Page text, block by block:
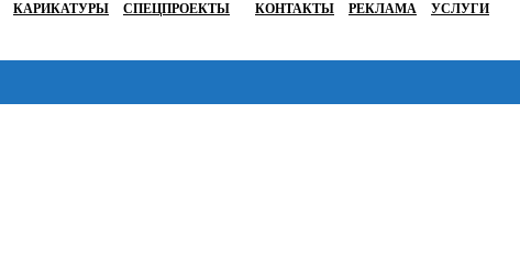
КАРИКАТУРЫ СПЕЦПРОЕКТЫ КОНТАКТЫ РЕКЛАМА УСЛУГИ